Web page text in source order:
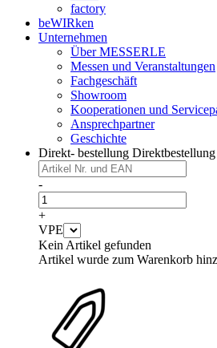
factory
beWIRken
Unternehmen
Über MESSERLE
Messen und Veranstaltungen
Fachgeschäft
Showroom
Kooperationen und
Ansprechpartner
Geschichte
Direkt- bestellung Direktbestellung
-
+
VPE
Kein Artikel gefunden
Artikel wurde zum Warenkorb